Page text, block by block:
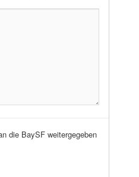
die BaySF weitergegeben